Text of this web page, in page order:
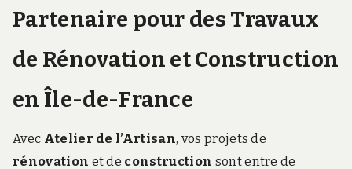
Partenaire pour des Travaux
de Rénovation et Construction
en Île-de-France
Avec Atelier de l’Artisan, vos projets de
rénovation et de construction sont entre de